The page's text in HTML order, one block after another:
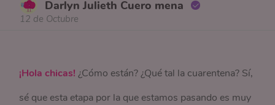
Darlyn Julieth Cuero mena
12 de Octubre
¡Hola chicas!¿Cómo están? ¿Qué tal la cuarentena? Sí,
sé que esta etapa por la que estamos pasando es muy